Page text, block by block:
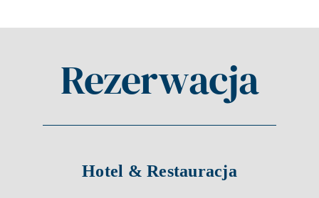
Rezerwacja
Hotel & Restauracja